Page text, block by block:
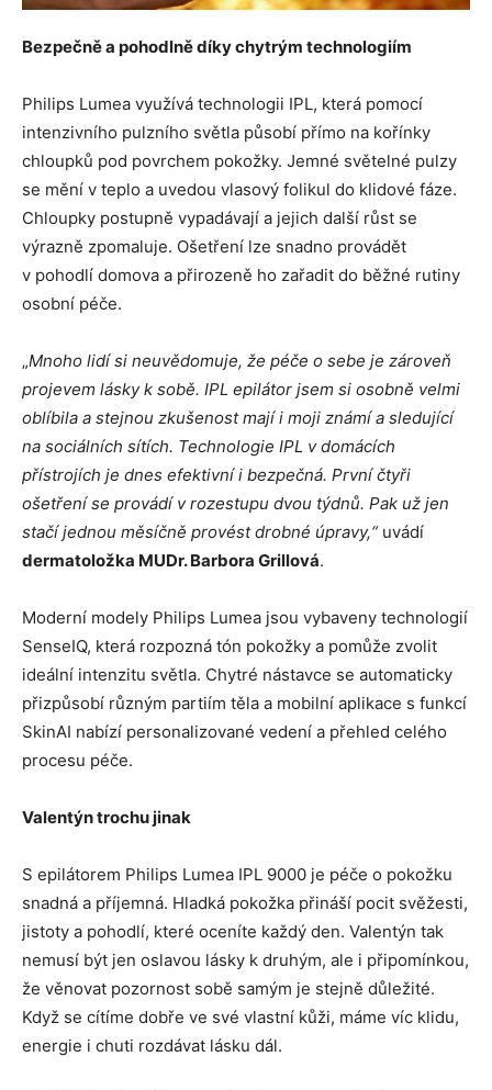
Bezpečně a pohodlně díky chytrým technologiím
Philips Lumea využívá technologii IPL, která pomocí
intenzivního pulzního světla působí přímo na kořínky
chloupků pod povrchem pokožky. Jemné světelné pulzy
se mění v teplo a uvedou vlasový folikul do klidové fáze.
Chloupky postupně vypadávají a jejich další růst se
výrazně zpomaluje. Ošetření lze snadno provádět
v pohodlí domova a přirozeně ho zařadit do běžné rutiny
osobní péče.
„Mnoho lidí si neuvědomuje, že péče o sebe je zároveň
projevem lásky k sobě. IPL epilátor jsem si osobně velmi
oblíbila a stejnou zkušenost mají i moji známí a sledující
na sociálních sítích. Technologie IPL v domácích
přístrojích je dnes efektivní i bezpečná. První čtyři
ošetření se provádí v rozestupu dvou týdnů. Pak už jen
stačí jednou měsíčně provést drobné úpravy,“uvádí
dermatoložka MUDr. Barbora Grillová.
Moderní modely Philips Lumea jsou vybaveny technologií
SenseIQ, která rozpozná tón pokožky a pomůže zvolit
ideální intenzitu světla. Chytré nástavce se automaticky
přizpůsobí různým partiím těla a mobilní aplikace s funkcí
SkinAI nabízí personalizované vedení a přehled celého
procesu péče.
Valentýn trochu jinak
S epilátorem Philips Lumea IPL 9000 je péče o pokožku
snadná a příjemná. Hladká pokožka přináší pocit svěžesti,
jistoty a pohodlí, které oceníte každý den. Valentýn tak
nemusí být jen oslavou lásky k druhým, ale i připomínkou,
že věnovat pozornost sobě samým je stejně důležité.
Když se cítíme dobře ve své vlastní kůži, máme víc klidu,
energie i chuti rozdávat lásku dál.